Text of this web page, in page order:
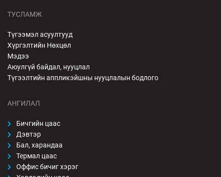
ТУСЛАМЖ
Түгээмэл асуултууд
Хүргэлтийн Нөхцөл
Мэдээ
Аюулгүй байдал, нууцлал
Түгээлтийн аппликэйшны нууцлалын бодлого
АНГИЛАЛ
Бичгийн цаас
Дэвтэр
Бал, харандаа
Термал цаас
Оффис бичиг хэрэг